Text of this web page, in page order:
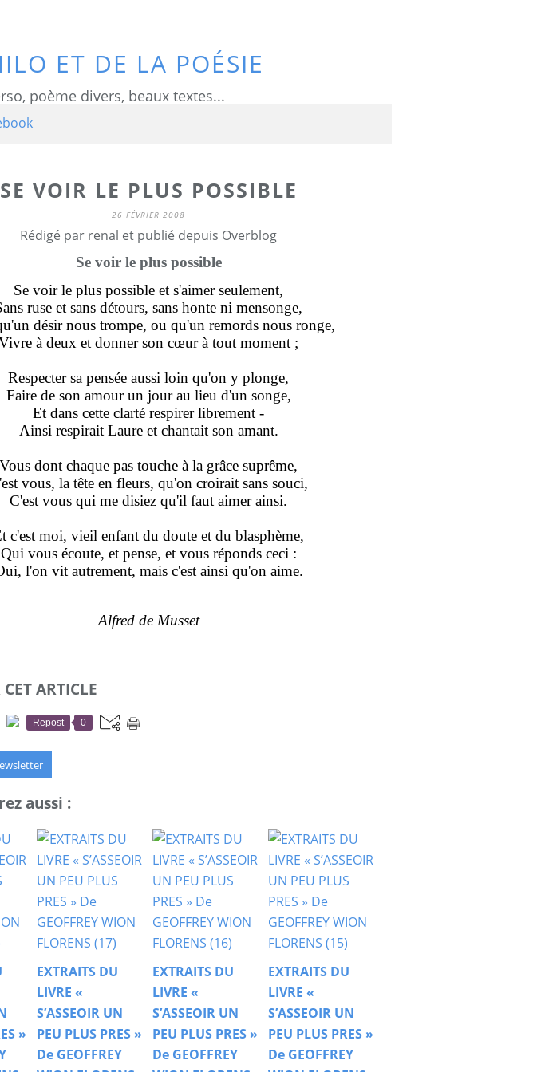
ET DE LA POÉSIE
poème divers, beaux textes...
SE VOIR LE PLUS POSSIBLE
26 FÉVRIER 2008
Rédigé par renal et publié depuis Overblog
Se voir le plus possible
Se voir le plus possible et s'aimer seulement,
ruse et sans détours, sans honte ni mensonge,
désir nous trompe, ou qu'un remords nous ronge,
à deux et donner son cœur à tout moment ;
Respecter sa pensée aussi loin qu'on y plonge,
Faire de son amour un jour au lieu d'un songe,
Et dans cette clarté respirer librement -
Ainsi respirait Laure et chantait son amant.
Vous dont chaque pas touche à la grâce suprême,
vous, la tête en fleurs, qu'on croirait sans souci,
C'est vous qui me disiez qu'il faut aimer ainsi.
c'est moi, vieil enfant du doute et du blasphème,
Qui vous écoute, et pense, et vous réponds ceci :
l'on vit autrement, mais c'est ainsi qu'on aime.
Alfred de Musset
ARTICLE
Repost 0
aussi :
»
EXTRAITS DU
LIVRE «
S’ASSEOIR UN
PEU PLUS PRES »
De GEOFFREY
EXTRAITS DU
LIVRE «
S’ASSEOIR UN
PEU PLUS PRES »
De GEOFFREY
EXTRAITS DU
LIVRE «
S’ASSEOIR UN
PEU PLUS PRES »
De GEOFFREY